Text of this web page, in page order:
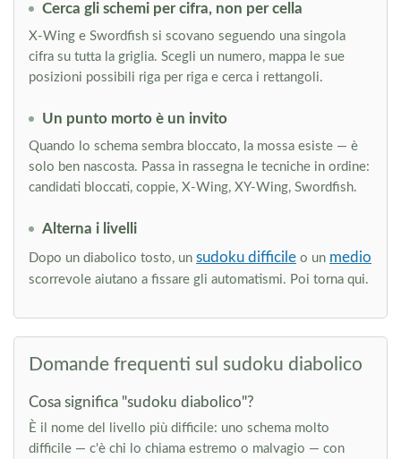
Cerca gli schemi per cifra, non per cella
X-Wing e Swordfish si scovano seguendo una singola
cifra su tutta la griglia. Scegli un numero, mappa le sue
posizioni possibili riga per riga e cerca i rettangoli.
Un punto morto è un invito
Quando lo schema sembra bloccato, la mossa esiste — è
solo ben nascosta. Passa in rassegna le tecniche in ordine:
candidati bloccati, coppie, X-Wing, XY-Wing, Swordfish.
Alterna i livelli
Dopo un diabolico tosto, un sudoku difficile o un medio
scorrevole aiutano a fissare gli automatismi. Poi torna qui.
Domande frequenti sul sudoku diabolico
Cosa significa "sudoku diabolico"?
È il nome del livello più difficile: uno schema molto
difficile — c'è chi lo chiama estremo o malvagio — con